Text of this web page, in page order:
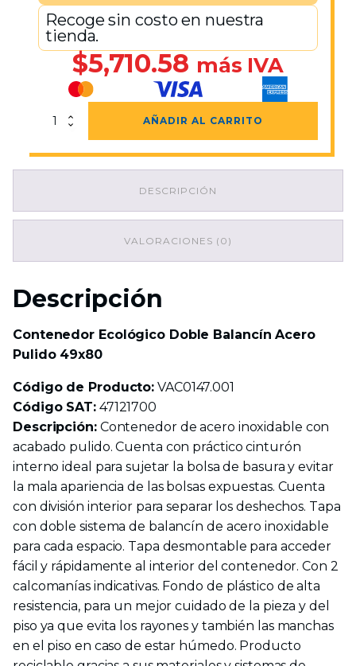
Recoge sin costo en nuestra
tienda.
$5,710.58 más IVA
Contenedor
cantidad
AÑADIR AL CARRITO
DESCRIPCIÓN
VALORACIONES (0)
Descripción
Contenedor Ecológico Doble Balancín Acero
Pulido 49x80
Código de Producto: VAC0147.001
Código SAT:47121700
Descripción:Contenedor de acero inoxidable con
acabado pulido. Cuenta con práctico cinturón
interno ideal para sujetar la bolsa de basura y evitar
la mala apariencia de las bolsas expuestas. Cuenta
con división interior para separar los deshechos. Tapa
con doble sistema de balancín de acero inoxidable
para cada espacio. Tapa desmontable para acceder
fácil y rápidamente al interior del contenedor. Con 2
calcomanías indicativas. Fondo de plástico de alta
resistencia, para un mejor cuidado de la pieza y del
piso ya que evita los rayones y también las manchas
en el piso en caso de estar húmedo. Producto